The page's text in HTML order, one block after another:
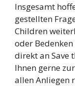
Insgesamt
gestellten
Children
oder
direkt an Save
Ihnen gerne
allen Anliegen